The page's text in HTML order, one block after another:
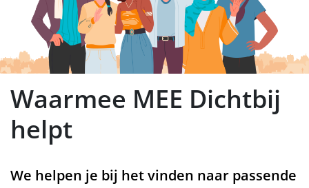
Waarmee MEE Dichtbij
helpt
We helpen je bij het vinden naar passende